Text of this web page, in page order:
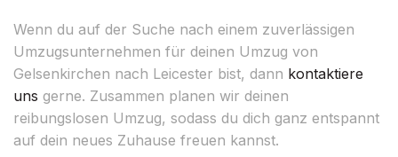
Wenn du auf der Suche nach einem zuverlässigen
Umzugsunternehmen für deinen Umzug von
Gelsenkirchen nach Leicester bist, dann kontaktiere
uns gerne. Zusammen planen wir deinen
reibungslosen Umzug, sodass du dich ganz entspannt
auf dein neues Zuhause freuen kannst.